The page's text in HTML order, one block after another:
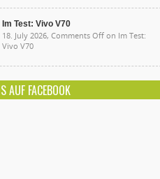
Im Test: Vivo V70
18. July 2026, Comments Off on Im Test:
Vivo V70
AUF FACEBOOK